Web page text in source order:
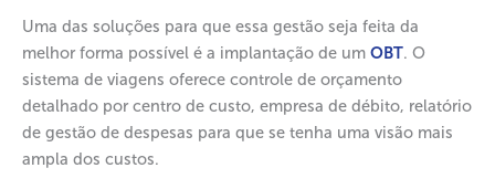
Uma das soluções para que essa gestão seja feita da
melhor forma possível é a implantação de um OBT. O
sistema de viagens oferece controle de orçamento
detalhado por centro de custo, empresa de débito, relatório
de gestão de despesas para que se tenha uma visão mais
ampla dos custos.